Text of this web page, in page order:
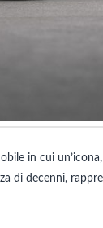
in cui
di decenni,